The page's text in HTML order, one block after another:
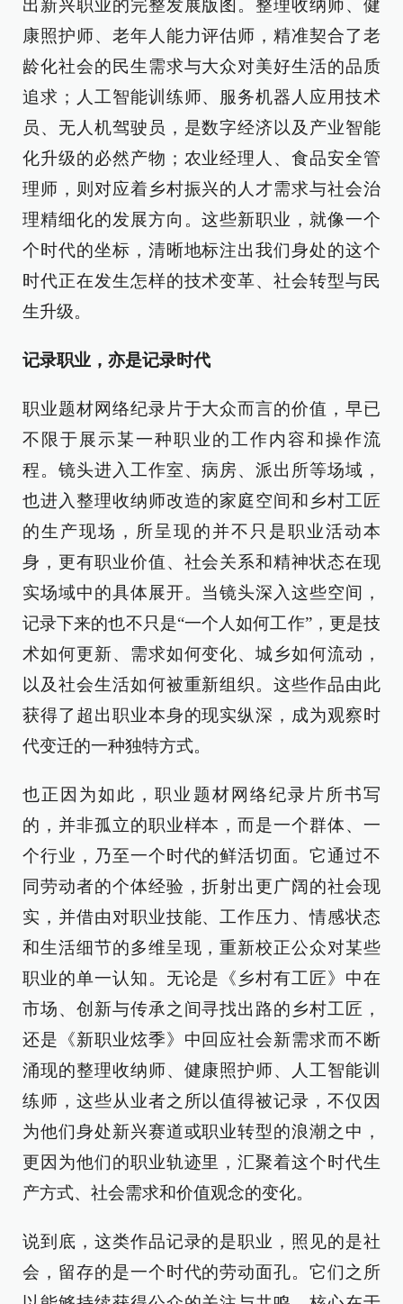
出新兴职业的完整发展版图。整理收纳师、健
康照护师、老年人能力评估师，精准契合了老
龄化社会的民生需求与大众对美好生活的品质
追求；人工智能训练师、服务机器人应用技术
员、无人机驾驶员，是数字经济以及产业智能
化升级的必然产物；农业经理人、食品安全管
理师，则对应着乡村振兴的人才需求与社会治
理精细化的发展方向。这些新职业，就像一个
个时代的坐标，清晰地标注出我们身处的这个
时代正在发生怎样的技术变革、社会转型与民
生升级。
记录职业，亦是记录时代
职业题材网络纪录片于大众而言的价值，早已
不限于展示某一种职业的工作内容和操作流
程。镜头进入工作室、病房、派出所等场域，
也进入整理收纳师改造的家庭空间和乡村工匠
的生产现场，所呈现的并不只是职业活动本
身，更有职业价值、社会关系和精神状态在现
实场域中的具体展开。当镜头深入这些空间，
记录下来的也不只是“一个人如何工作”，更是技
术如何更新、需求如何变化、城乡如何流动，
以及社会生活如何被重新组织。这些作品由此
获得了超出职业本身的现实纵深，成为观察时
代变迁的一种独特方式。
也正因为如此，职业题材网络纪录片所书写
的，并非孤立的职业样本，而是一个群体、一
个行业，乃至一个时代的鲜活切面。它通过不
同劳动者的个体经验，折射出更广阔的社会现
实，并借由对职业技能、工作压力、情感状态
和生活细节的多维呈现，重新校正公众对某些
职业的单一认知。无论是《乡村有工匠》中在
市场、创新与传承之间寻找出路的乡村工匠，
还是《新职业炫季》中回应社会新需求而不断
涌现的整理收纳师、健康照护师、人工智能训
练师，这些从业者之所以值得被记录，不仅因
为他们身处新兴赛道或职业转型的浪潮之中，
更因为他们的职业轨迹里，汇聚着这个时代生
产方式、社会需求和价值观念的变化。
说到底，这类作品记录的是职业，照见的是社
会，留存的是一个时代的劳动面孔。它们之所